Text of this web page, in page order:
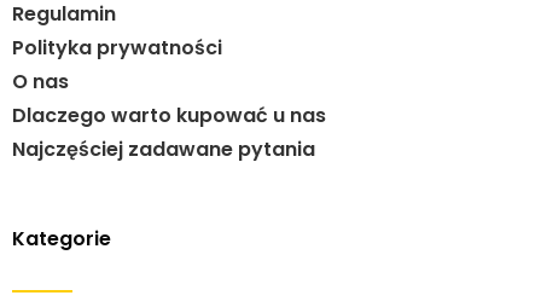
Regulamin
Polityka prywatności
O nas
Dlaczego warto kupować u nas
Najczęściej zadawane pytania
Kategorie